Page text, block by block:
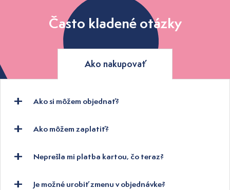
Často kladené otázky
Ako nakupovať
Ako si môžem objednať?
Ako môžem zaplatiť?
Neprešla mi platba kartou, čo teraz?
Je možné urobiť zmenu v objednávke?